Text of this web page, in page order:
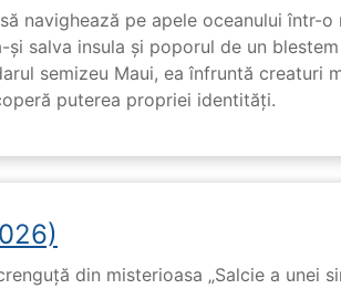
navighează pe apele oceanului într-o
și salva insula și poporul de un
semizeu Maui, ea înfruntă creaturi
puterea propriei identități.
din misterioasa „Salcie a unei